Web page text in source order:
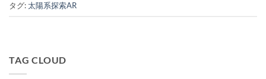
タグ:太陽系探索AR
TAG CLOUD